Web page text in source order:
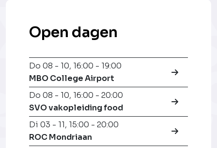
Open dagen
Do 08 - 10, 16:00 - 19:00
MBO College Airport
Do 08 - 10, 16:00 - 20:00
SVO vakopleiding food
Di 03 - 11, 15:00 - 20:00
ROC Mondriaan